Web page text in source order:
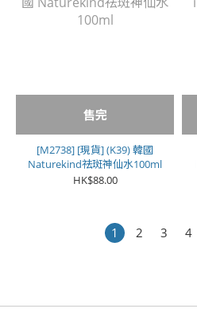
售完
[M2738] [現貨] (K39) 韓國
Naturekind祛斑神仙水100ml
HK$88.00
1 2 3 4